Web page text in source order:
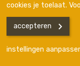
cookies je toelaat.
accepteren
instellingen
Programma
Handelsnaam